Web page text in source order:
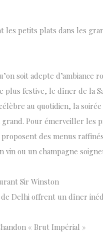
les petits plats dans les
soit adepte d’ambiance
plus festive, le dîner de la
au quotidien, la
grand. Pour émerveiller les
des menus
vin ou un champagne
Sir Winston
de Delhi offrent un dîner
« Brut Impérial »